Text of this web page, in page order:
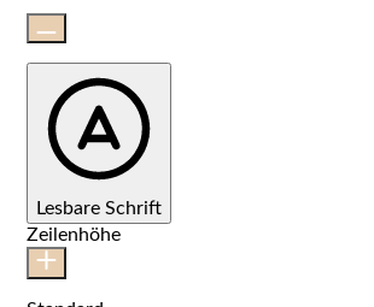
Lesbare Schrift
Zeilenhöhe